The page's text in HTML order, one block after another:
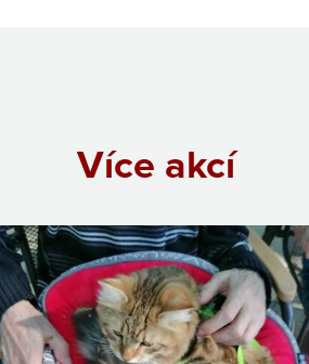
Více akcí